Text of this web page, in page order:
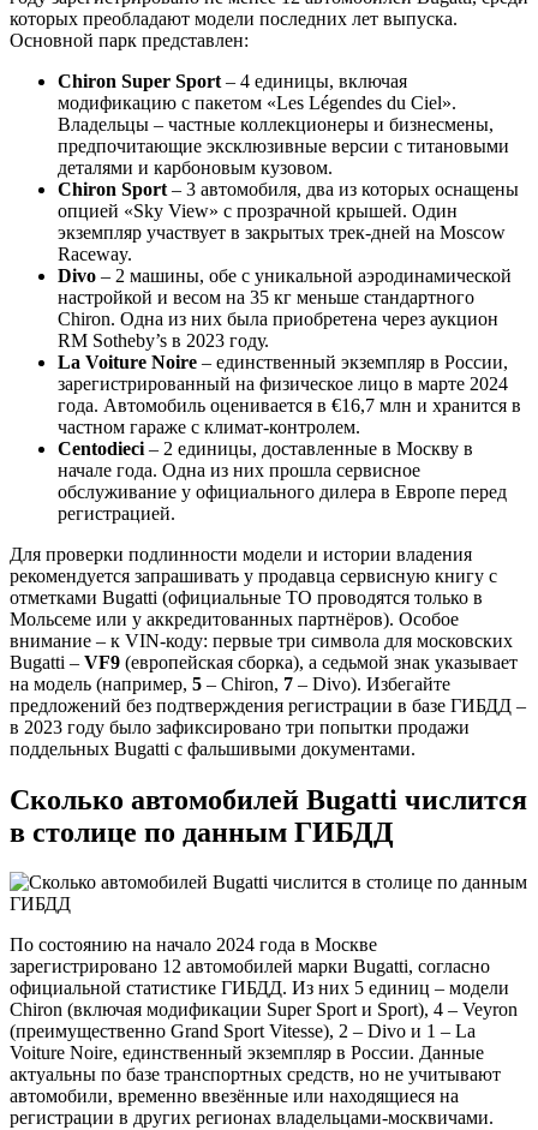
которых преобладают модели последних лет выпуска.
Основной парк представлен:
Chiron Super Sport – 4 единицы, включая
модификацию с пакетом «Les Légendes du Ciel».
Владельцы – частные коллекционеры и бизнесмены,
предпочитающие эксклюзивные версии с титановыми
деталями и карбоновым кузовом.
Chiron Sport – 3 автомобиля, два из которых оснащены
опцией «Sky View» с прозрачной крышей. Один
экземпляр участвует в закрытых трек-дней на Moscow
Raceway.
Divo – 2 машины, обе с уникальной аэродинамической
настройкой и весом на 35 кг меньше стандартного
Chiron. Одна из них была приобретена через аукцион
RM Sotheby’s в 2023 году.
La Voiture Noire – единственный экземпляр в России,
зарегистрированный на физическое лицо в марте 2024
года. Автомобиль оценивается в €16,7 млн и хранится в
частном гараже с климат-контролем.
Centodieci – 2 единицы, доставленные в Москву в
начале года. Одна из них прошла сервисное
обслуживание у официального дилера в Европе перед
регистрацией.
Для проверки подлинности модели и истории владения
рекомендуется запрашивать у продавца сервисную книгу с
отметками Bugatti (официальные ТО проводятся только в
Мольсеме или у аккредитованных партнёров). Особое
внимание – к VIN-коду: первые три символа для московских
Bugatti – VF9 (европейская сборка), а седьмой знак указывает
на модель (например, 5 – Chiron, 7 – Divo). Избегайте
предложений без подтверждения регистрации в базе ГИБДД –
в 2023 году было зафиксировано три попытки продажи
поддельных Bugatti с фальшивыми документами.
Сколько автомобилей Bugatti числится
в столице по данным ГИБДД
По состоянию на начало 2024 года в Москве
зарегистрировано 12 автомобилей марки Bugatti, согласно
официальной статистике ГИБДД. Из них 5 единиц – модели
Chiron (включая модификации Super Sport и Sport), 4 – Veyron
(преимущественно Grand Sport Vitesse), 2 – Divo и 1 – La
Voiture Noire, единственный экземпляр в России. Данные
актуальны по базе транспортных средств, но не учитывают
автомобили, временно ввезённые или находящиеся на
регистрации в других регионах владельцами-москвичами.